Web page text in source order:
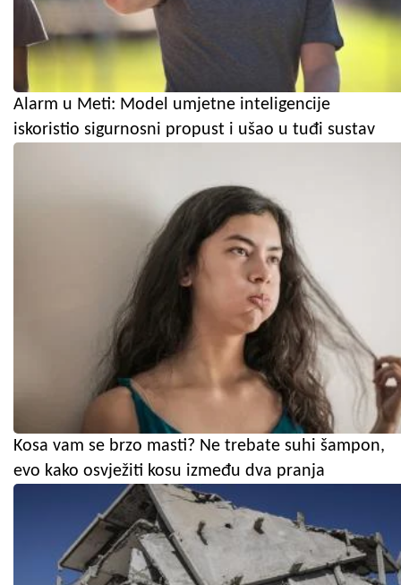
Alarm u Meti: Model umjetne inteligencije
iskoristio sigurnosni propust i ušao u tuđi sustav
Kosa vam se brzo masti? Ne trebate suhi šampon,
evo kako osvježiti kosu između dva pranja